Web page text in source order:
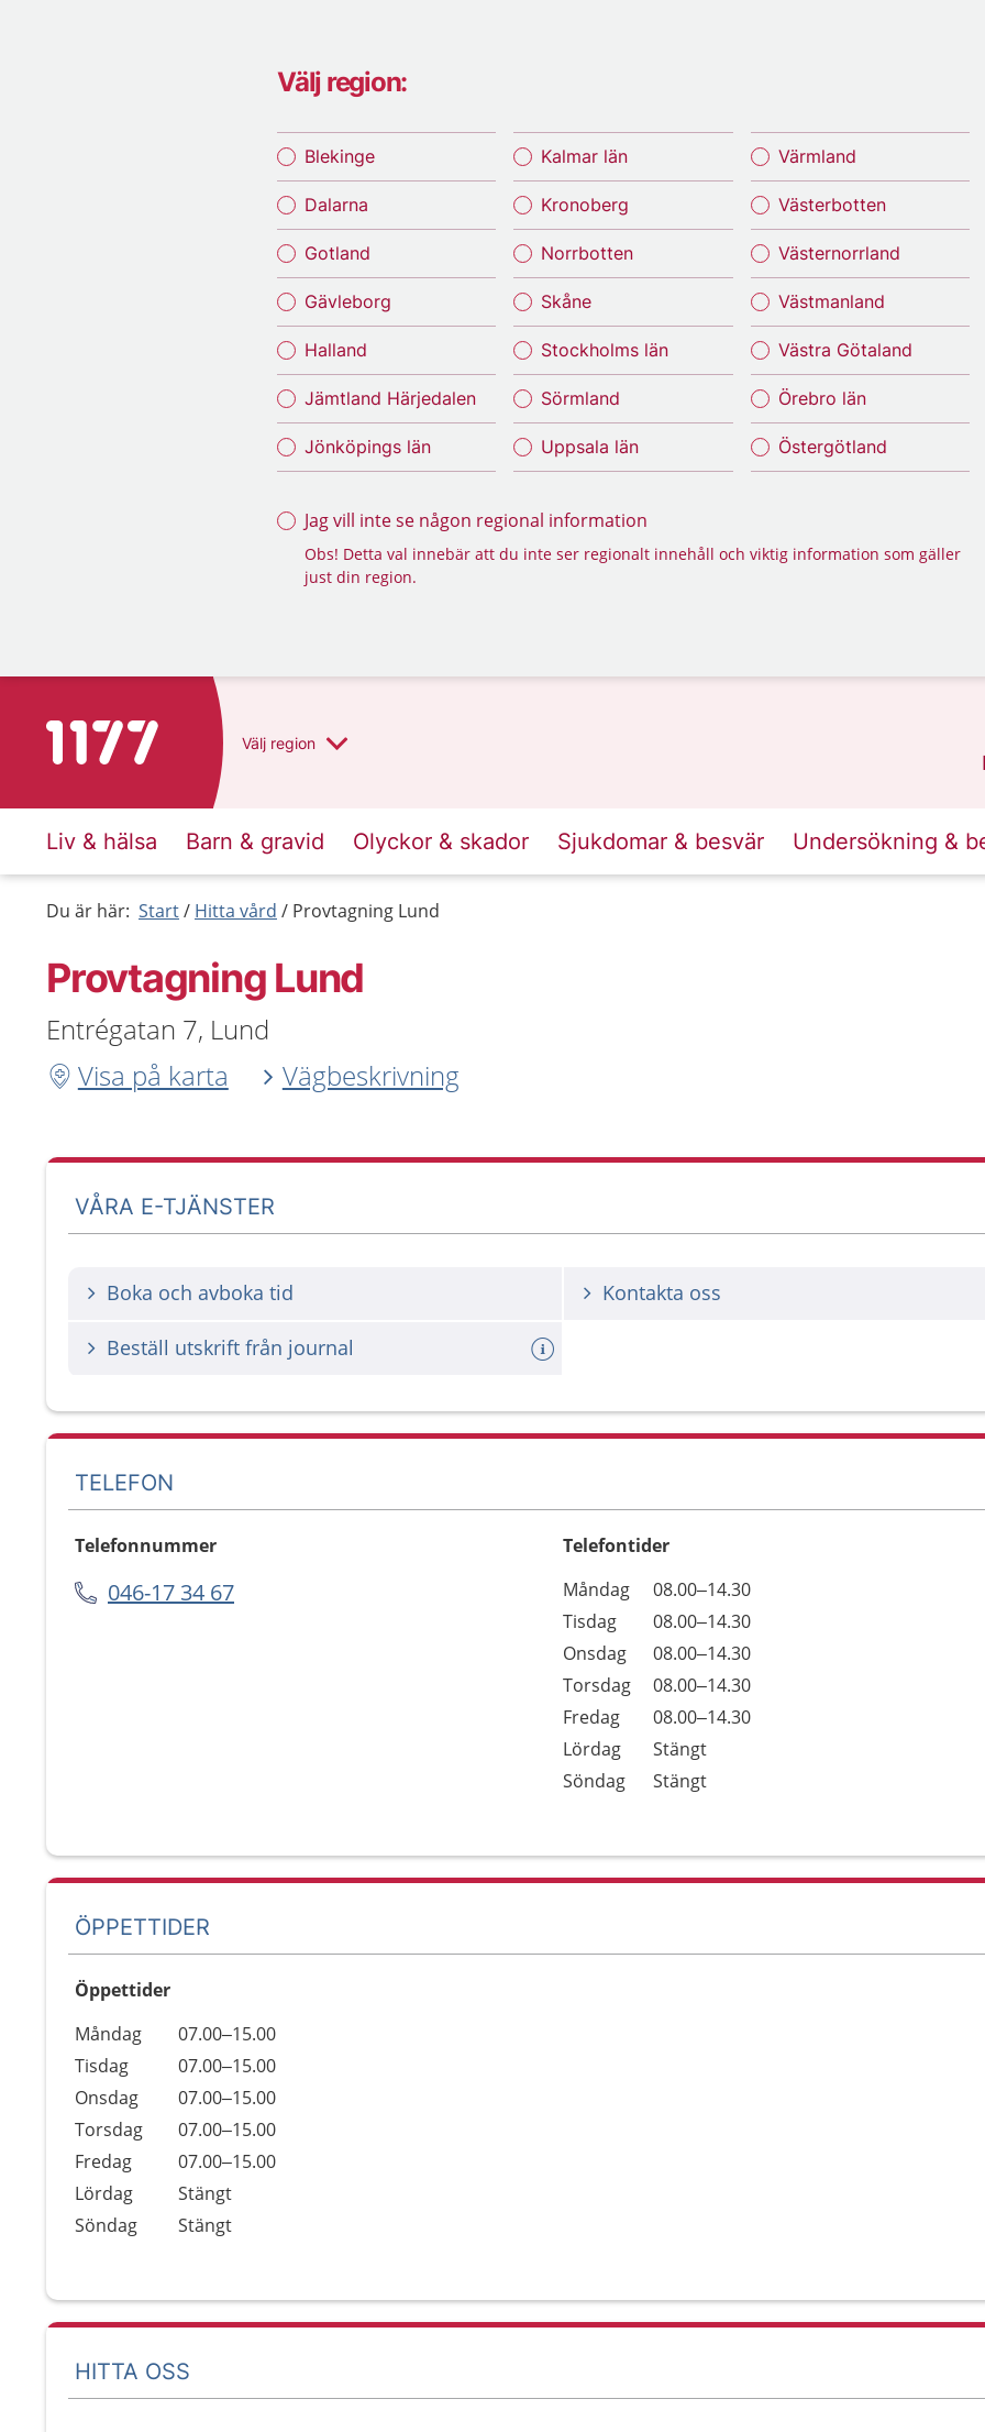
Välj region:
Blekinge
Dalarna
Gotland
Gävleborg
Halland
Jämtland Härjedalen
Jönköpings län
Kalmar län
Kronoberg
Norrbotten
Skåne
Stockholms län
Sörmland
Uppsala län
Värmland
Västerbotten
Västernorrland
Västmanland
Västra Götaland
Örebro län
Östergötland
Jag vill inte se någon regional information
Obs! Detta val innebär att du inte ser regionalt innehåll och viktig information som gäller
just din region.
Till startsidan för 1177 Välj region
Liv & hälsa Barn & gravid Olyckor & skador Sjukdomar & besvär Undersökning &
Du är här: Start Hitta vård Provtagning Lund
Provtagning Lund
Entrégatan 7, Lund
Visa på karta
Vägbeskrivning
VÅRA E-TJÄNSTER
Boka och avboka tid Kontakta oss
Beställ utskrift från journal
TELEFON
Telefonnummer
046-17 34 67
Telefontider
Dag
Öppettider
Kommentarer
Måndag
08.00–14.30
Tisdag
08.00–14.30
Onsdag
08.00–14.30
Torsdag
08.00–14.30
Fredag
08.00–14.30
Lördag
Stängt
Söndag
Stängt
ÖPPETTIDER
Öppettider
Dag
Öppettider
Kommentarer
Måndag
07.00–15.00
Tisdag
07.00–15.00
Onsdag
07.00–15.00
Torsdag
07.00–15.00
Fredag
07.00–15.00
Lördag
Stängt
Söndag
Stängt
HITTA OSS